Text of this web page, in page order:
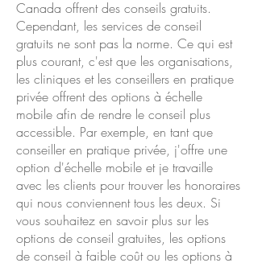
Canada offrent des conseils gratuits.
Cependant, les services de conseil
gratuits ne sont pas la norme. Ce qui est
plus courant, c'est que les organisations,
les cliniques et les conseillers en pratique
privée offrent des options à échelle
mobile afin de rendre le conseil plus
accessible. Par exemple, en tant que
conseiller en pratique privée, j'offre une
option d'échelle mobile et je travaille
avec les clients pour trouver les honoraires
qui nous conviennent tous les deux. Si
vous souhaitez en savoir plus sur les
options de conseil gratuites, les options
de conseil à faible coût ou les options à